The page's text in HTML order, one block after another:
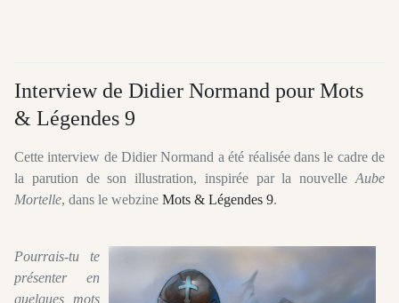
Interview de Didier Normand pour Mots
& Légendes 9
Cette interview de Didier Normand a été réalisée dans le cadre de
la parution de son illustration, inspirée par la nouvelle Aube
Mortelle, dans le webzine Mots & Légendes 9.
Pourrais-tu te
présenter en
quelques mots